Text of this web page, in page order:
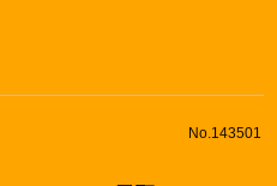
No.143501